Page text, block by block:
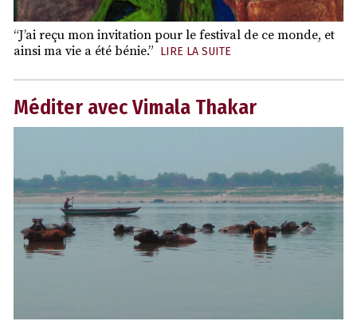
“J’ai reçu mon invitation pour le festival de ce monde, et
ainsi ma vie a été bénie.” LIRE LA SUITE
Méditer avec Vimala Thakar